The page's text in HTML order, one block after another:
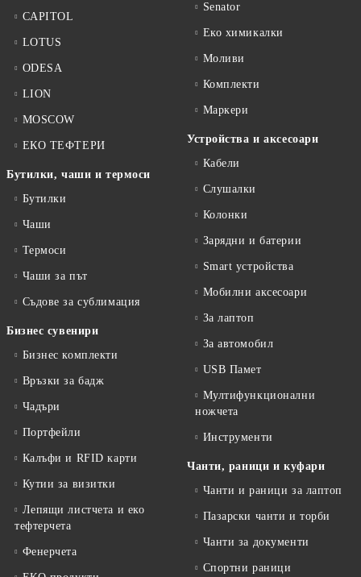
CAPITOL
LOTUS
ODESA
LION
MOSCOW
ЕКО ТЕФТЕРИ
Бутилки, чаши и термоси
Бутилки
Чаши
Термоси
Чаши за път
Съдове за сублимация
Бизнес сувенири
Бизнес комплекти
Връзки за бадж
Чадъри
Портфейли
Калъфи и RFID карти
Кутии за визитки
Лепящи листчета и еко
тефтeрчета
Фенерчета
Senator
Еко химикалки
Моливи
Комплекти
Маркери
Устройства и аксесоари
Кабели
Слушалки
Колонки
Зарядни и батерии
Smart устройства
Мобилни аксесоари
За лаптоп
За автомобил
USB Памет
Мултифункционални
ножчета
Инструменти
Чанти, раници и куфари
Чанти и раници за лаптоп
Пазарски чанти и торби
Чанти за документи
Спортни раници